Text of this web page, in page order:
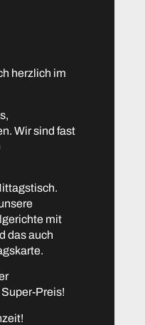
herzlich im
Wir sind fast
mit
das auch
Preis!